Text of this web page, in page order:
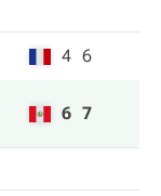
4 6
6 7